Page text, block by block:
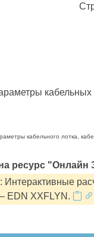
кабельных
кабельного лотка,
ресурс "Онлайн
Интерактивные
EDN XXFLYN.